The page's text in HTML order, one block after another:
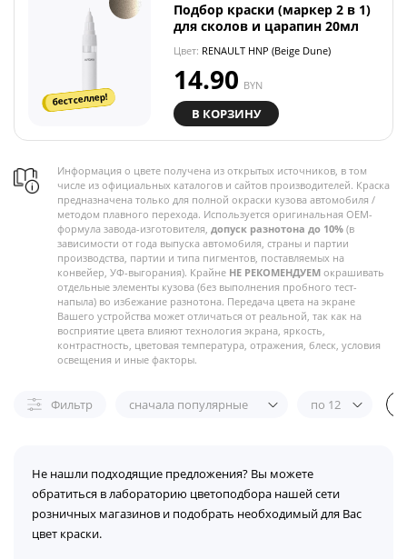
бестселлер!
Подбор краски (маркер 2 в 1)
для сколов и царапин 20мл
Цвет: RENAULT HNP (Beige Dune)
14.90 BYN
В КОРЗИНУ
Информация о цвете получена из открытых источников, в том
числе из официальных каталогов и сайтов производителей. Краска
предназначена только для полной окраски кузова автомобиля /
методом плавного перехода. Используется оригинальная OEM-
формула завода-изготовителя, допуск разнотона до 10% (в
зависимости от года выпуска автомобиля, страны и партии
производства, партии и типа пигментов, поставляемых на
конвейер, УФ-выгорания). Крайне НЕ РЕКОМЕНДУЕМ окрашивать
отдельные элементы кузова (без выполнения пробного тест-
напыла) во избежание разнотона. Передача цвета на экране
Вашего устройства может отличаться от реальной, так как на
восприятие цвета влияют технология экрана, яркость,
контрастность, цветовая температура, отражения, блеск, условия
освещения и иные факторы.
Фильтр сначала популярные по 12
Не нашли подходящие предложения? Вы можете
обратиться в лабораторию цветоподбора нашей сети
розничных магазинов и подобрать необходимый для Вас
цвет краски.